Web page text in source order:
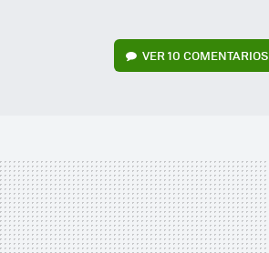
VER10 COMENTARIOS